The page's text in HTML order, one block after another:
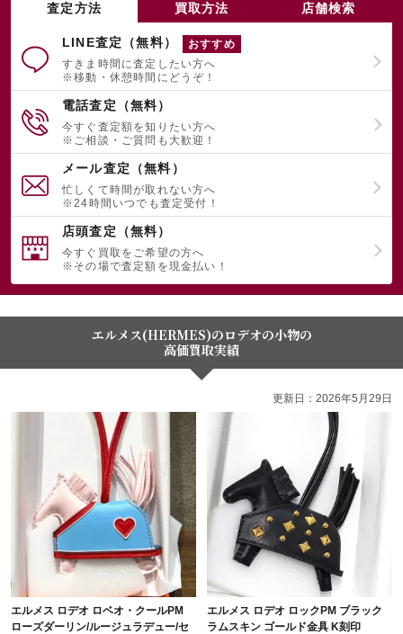
査定方法 買取方法 店舗検索
LINE査定（無料）
おすすめ
すきま時間に査定したい方へ
※移動・休憩時間にどうぞ！
電話査定（無料）
今すぐ査定額を知りたい方へ
※ご相談・ご質問も大歓迎！
メール査定（無料）
忙しくて時間が取れない方へ
※24時間いつでも査定受付！
店頭査定（無料）
今すぐ買取をご希望の方へ
※その場で査定額を現金払い！
エルメス(HERMES)のロデオの小物の
高価買取実績
更新日：2026年5月29日
エルメス ロデオ ロベオ・クールPM
ローズダーリン/ルージュラデュー/セ
エルメス ロデオ ロックPM ブラック
ラムスキン ゴールド金具 K刻印